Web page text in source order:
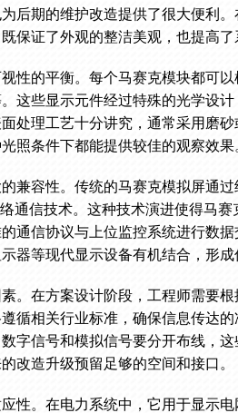
后期的维护改造提供了很大便利
保证了外观的整洁美观，也提高了
性的平衡。每个马赛克模块都可
这些显示元件经过特殊的光学设
处理工艺十分讲究，通常采用磨
照条件下都能提供较佳的观察效果
兼容性。传统的马赛克模拟屏通
通信技术。这种技术演进使得马赛
通信协议与上位监控系统进行数
器等现代显示设备有机结合，形成
。在方案设计阶段，工程师需要
循相关行业标准，确保信息传达
字信号和模拟信号要分开布线，
改造升级预留足够的空间和接口。
性。在电力系统中，它用于显示